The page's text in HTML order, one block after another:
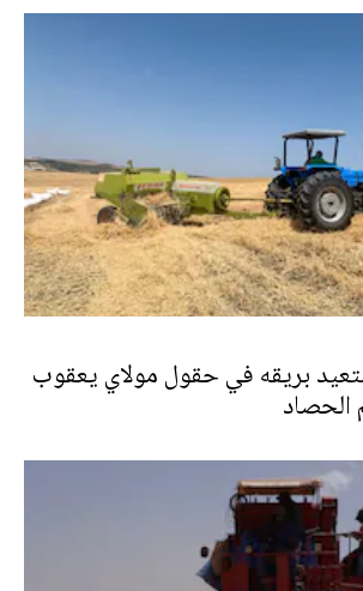
بريقه في حقول مولاي يعقوب
الحصاد